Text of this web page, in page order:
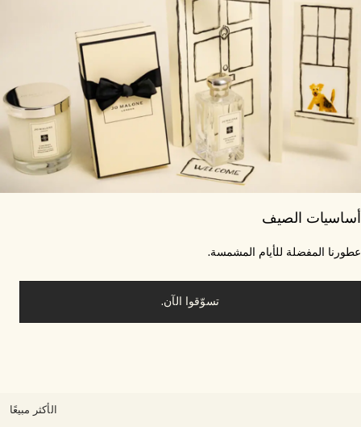
الصيف
المفضلة للأيام المشمسة.
تسوّقوا الآن.
الأكثر مبيعًا